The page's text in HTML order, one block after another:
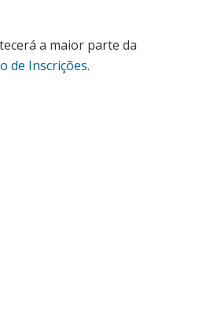
a maior parte da
de Inscrições.